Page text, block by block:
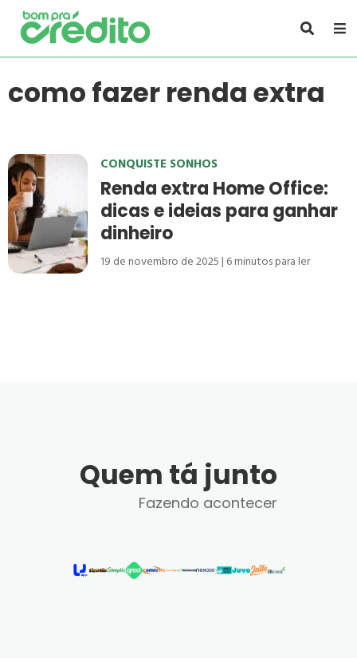
como fazer renda extra
CONQUISTE SONHOS
Renda extra Home Office:
dicas e ideias para ganhar
dinheiro
19 de novembro de 2025 6minutos para ler
Quem tá junto
Fazendo acontecer